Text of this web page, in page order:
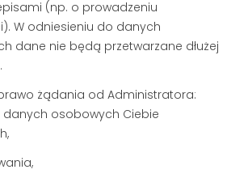
(np. o prowadzeniu
W odniesieniu do danych
dane nie będą przetwarzane dłużej
prawo żądania od Administratora:
osobowych Ciebie